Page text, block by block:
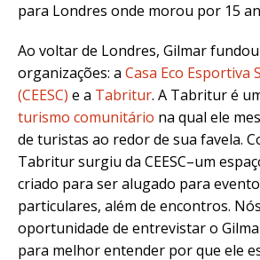
para Londres onde morou por 15
Ao voltar de Londres, Gilmar
organizações: a Casa Eco Esportiva
(CEESC) e a Tabritur. A Tabritur é
turismo comunitário na qual ele
de turistas ao redor de sua favela.
Tabritur surgiu da CEESC–um
criado para ser alugado para
particulares, além de encontros.
oportunidade de entrevistar o
para melhor entender por que ele